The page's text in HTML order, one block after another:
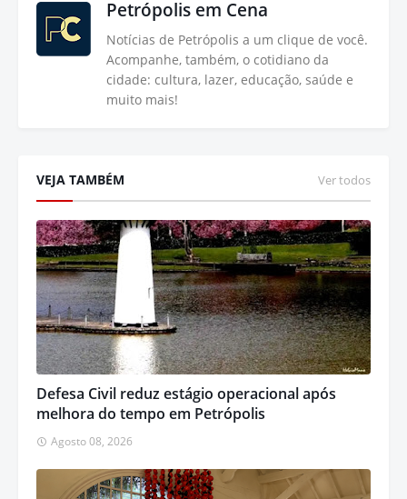
Petrópolis em Cena
Notícias de Petrópolis a um clique de você.
Acompanhe, também, o cotidiano da
cidade: cultura, lazer, educação, saúde e
muito mais!
VEJA TAMBÉM Ver todos
Defesa Civil reduz estágio operacional após
melhora do tempo em Petrópolis
Agosto 08, 2026